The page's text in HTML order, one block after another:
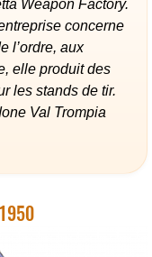
Weapon Factory.
concerne
l’ordre, aux
elle produit des
les stands de tir.
Val Trompia